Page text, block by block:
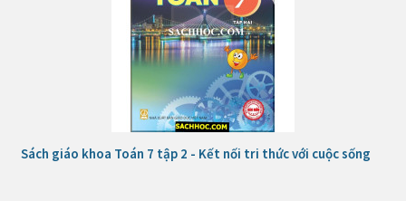
Sách giáo khoa Toán 7 tập 2 - Kết nối tri thức với cuộc sống